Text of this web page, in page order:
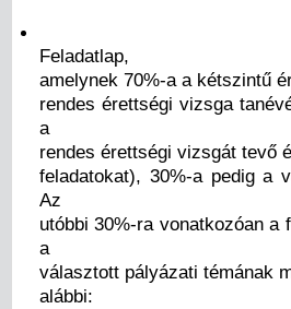
Feladatlap,
amelynek 70%-a a kétszintű
rendes érettségi vizsga
a
rendes érettségi vizsgát tevő
feladatokat), 30%-a pedig a
Az
utóbbi 30%-ra vonatkozóan
a
választott pályázati témának
alábbi: